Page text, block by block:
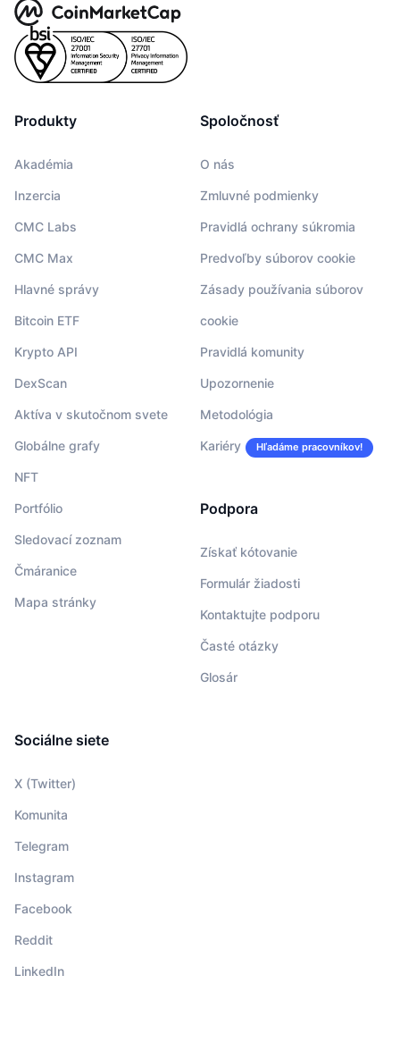
Produkty
Akadémia
Inzercia
CMC Labs
CMC Max
Hlavné správy
Bitcoin ETF
Krypto API
DexScan
Aktíva v skutočnom svete
Globálne grafy
NFT
Portfólio
Sledovací zoznam
Čmáranice
Mapa stránky
Spoločnosť
O nás
Zmluvné podmienky
Pravidlá ochrany súkromia
Predvoľby súborov cookie
Zásady používania súborov
cookie
Pravidlá komunity
Upozornenie
Metodológia
Kariéry Hľadáme pracovníkov!
Podpora
Získať kótovanie
Formulár žiadosti
Kontaktujte podporu
Časté otázky
Glosár
Sociálne siete
X (Twitter)
Komunita
Telegram
Instagram
Facebook
Reddit
LinkedIn